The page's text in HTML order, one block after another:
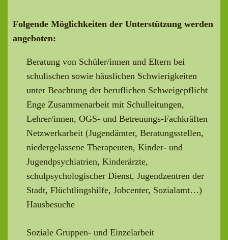
Folgende Möglichkeiten der Unterstützung werden
angeboten:
Beratung von Schüler/innen und Eltern bei
schulischen sowie häuslichen Schwierigkeiten
unter Beachtung der beruflichen Schweigepflicht
Enge Zusammenarbeit mit Schulleitungen,
Lehrer/innen, OGS- und Betreuungs-Fachkräften
Netzwerkarbeit (Jugendämter, Beratungsstellen,
niedergelassene Therapeuten, Kinder- und
Jugendpsychiatrien, Kinderärzte,
schulpsychologischer Dienst, Jugendzentren der
Stadt, Flüchtlingshilfe, Jobcenter, Sozialamt…)
Hausbesuche
Soziale Gruppen- und Einzelarbeit